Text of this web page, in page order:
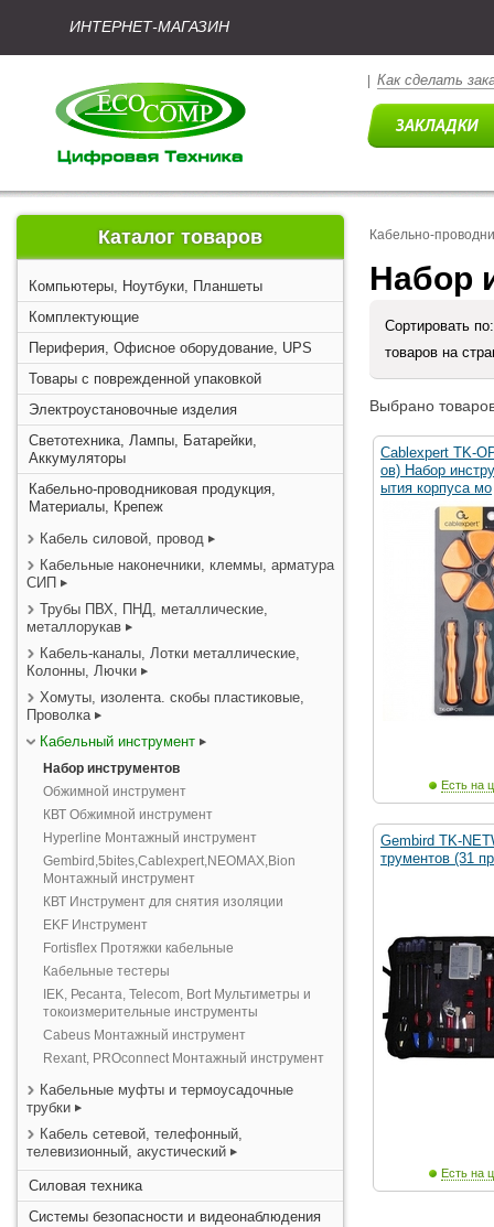
ИНТЕРНЕТ-МАГАЗИН
Как сделать
Каталог товаров
Компьютеры, Ноутбуки, Планшеты
Комплектующие
Периферия, Офисное оборудование, UPS
Товары с поврежденной упаковкой
Электроустановочные изделия
Светотехника, Лампы, Батарейки,
Аккумуляторы
Кабельно-проводниковая продукция,
Материалы, Крепеж
Кабель силовой, провод
Кабельные наконечники, клеммы, арматура
СИП
Трубы ПВХ, ПНД, металлические,
металлорукав
Кабель-каналы, Лотки металлические,
Колонны, Лючки
Хомуты, изолента. скобы пластиковые,
Проволка
Кабельный инструмент
Набор инструментов
Обжимной инструмент
КВТ Обжимной инструмент
Hyperline Монтажный инструмент
Gembird,5bites,Cablexpert,NEOMAX,Bion
Монтажный инструмент
КВТ Инструмент для снятия изоляции
EKF Инструмент
Fortisflex Протяжки кабельные
Кабельные тестеры
IEK, Ресанта, Telecom, Bort Мультиметры и
токоизмерительные инструменты
Cabeus Монтажный инструмент
Rexant, PROconnect Монтажный инструмент
Кабельные муфты и термоусадочные
трубки
Кабель сетевой, телефонный,
телевизионный, акустический
Силовая техника
Системы безопасности и видеонаблюдения
Кабельно-
Набор
Сортировать
товаров на
Выбрано
Cablexpert TK-
ов) Набор
ытия корпуса мо
Есть на
Gembird TK-
трументов (31
Есть на